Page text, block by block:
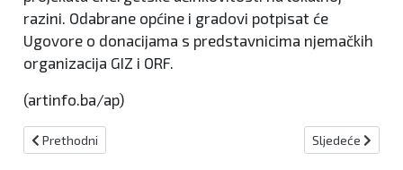
razini. Odabrane općine i gradovi potpisat će
Ugovore o donacijama s predstavnicima njemačkih
organizacija GIZ i ORF.
(artinfo.ba/ap)
Prethodni članak: NEKA I HRVATSKI NAROD U BIH DOČEKA SVOJ
Prethodni Sljedeći članak:
Sljedeće